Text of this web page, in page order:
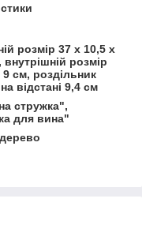
розмір 37 х 10,5 х
внутрішній розмір
9 см, роздільник
відстані 9,4 см
стружка",
для вина"